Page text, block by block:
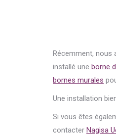
Récemment, nous
installé une borne
bornes murales
Une installation
Si vous êtes
contacter Nagisa